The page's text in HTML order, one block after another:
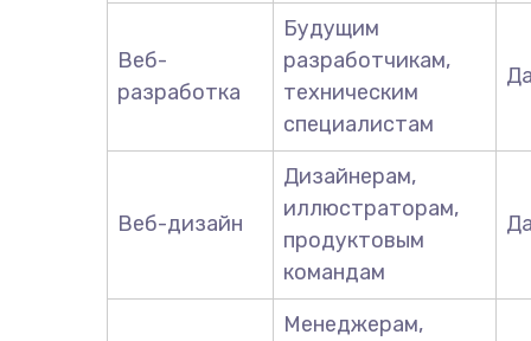
Веб-
разработка
Будущим
разработчикам,
техническим
специалистам
Веб-дизайн
Дизайнерам,
иллюстраторам,
продуктовым
командам
Менеджерам,